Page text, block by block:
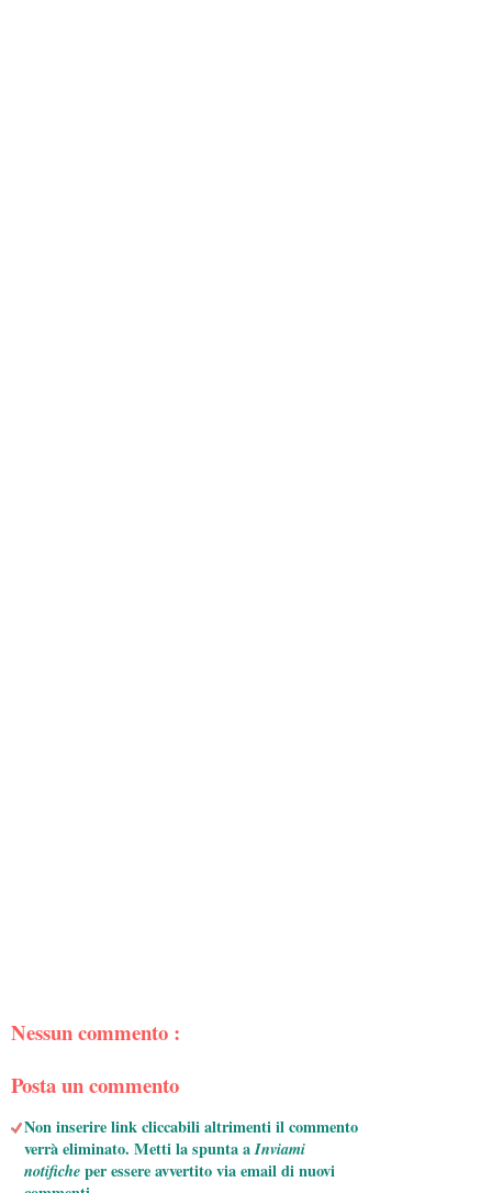
Nessun commento :
Posta un commento
Non inserire link cliccabili altrimenti il commento
verrà eliminato. Metti la spunta aInviami
notificheper essere avvertito via email di nuovi